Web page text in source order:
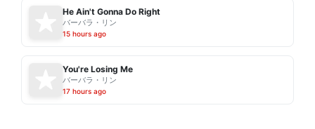
He Ain't Gonna Do Right
バーバラ・リン
15 hours ago
You're Losing Me
バーバラ・リン
17 hours ago